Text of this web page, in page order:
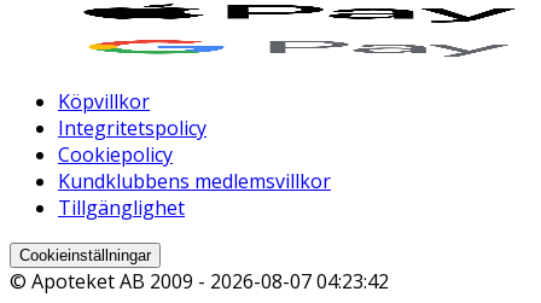
Köpvillkor
Integritetspolicy
Cookiepolicy
Kundklubbens medlemsvillkor
Tillgänglighet
Cookieinställningar
© Apoteket AB 2009 - 2026-08-07 04:23:42